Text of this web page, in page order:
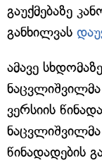
გაუქმებაზე
განხილვას
ამავე
ვერსიის
წინადადების